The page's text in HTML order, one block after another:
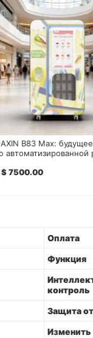
B83 Max:
автоматизированной
$ 7500.00
Оплата
Функция
контроль
Защита
Изменить